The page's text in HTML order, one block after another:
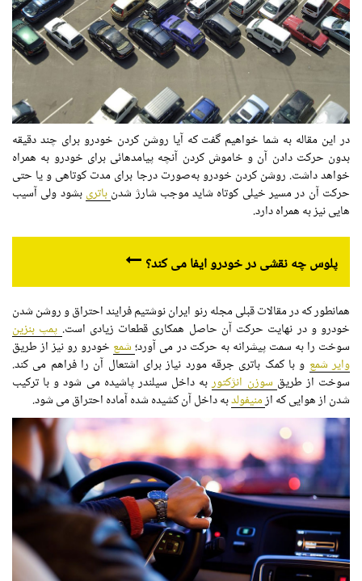
در این مقاله به شما خواهیم گفت که آیا روشن کردن خودرو برای چند دقیقه
بدون حرکت دادن آن و خاموش کردن آنچه پیامدهائی برای خودرو به همراه
خواهد داشت. روشن کردن خودرو به‌صورت درجا برای مدت کوتاهی و یا حتی
حرکت آن در مسیر خیلی کوتاه شاید موجب شارژ شدنباتریبشود ولی آسیب
هایی نیز به همراه دارد.
پلوس چه نقشی در خودرو ایفا می کند؟
همانطور که در مقالات قبلی مجله رنو ایران نوشتیم فرایند احتراق و روشن شدن
خودرو و در نهایت حرکت آن حاصل همکاری قطعات زیادی است. پمپ بنزین
سوخت را به سمت پیشرانه به حرکت در می آورد؛شمع خودرو رو نیز از طریق
وایر شمع و با کمک باتری جرقه مورد نیاز برای اشتعال آن را فراهم می کند.
سوخت از طریق سوزن انژکتوربه داخل سیلندر پاشیده می شود و با ترکیب
شدن از هوایی که ازمنیفولدبه داخل آن کشیده شده آماده احتراق می شود.